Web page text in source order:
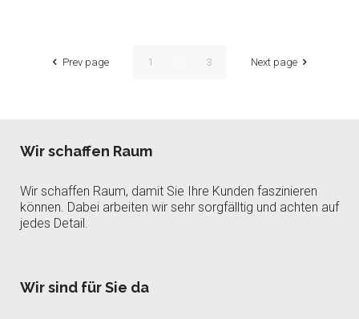
Prev page 1 3 Next page
Wir schaffen Raum
Wir schaffen Raum, damit Sie Ihre Kunden faszinieren
können. Dabei arbeiten wir sehr sorgfälltig und achten auf
jedes Detail.
Wir sind für Sie da